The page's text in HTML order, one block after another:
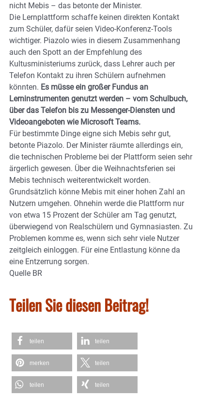
nicht Mebis – das betonte der Minister.
Die Lernplattform schaffe keinen direkten Kontakt
zum Schüler, dafür seien Video-Konferenz-Tools
wichtiger. Piazolo wies in diesem Zusammenhang
auch den Spott an der Empfehlung des
Kultusministeriums zurück, dass Lehrer auch per
Telefon Kontakt zu ihren Schülern aufnehmen
könnten. Es müsse ein großer Fundus an
Lerninstrumenten genutzt werden – vom Schulbuch,
über das Telefon bis zu Messenger-Diensten und
Videoangeboten wie Microsoft Teams.
Für bestimmte Dinge eigne sich Mebis sehr gut,
betonte Piazolo. Der Minister räumte allerdings ein,
die technischen Probleme bei der Plattform seien sehr
ärgerlich gewesen. Über die Weihnachtsferien sei
Mebis technisch weiterentwickelt worden.
Grundsätzlich könne Mebis mit einer hohen Zahl an
Nutzern umgehen. Ohnehin werde die Plattform nur
von etwa 15 Prozent der Schüler am Tag genutzt,
überwiegend von Realschülern und Gymnasiasten. Zu
Problemen komme es, wenn sich sehr viele Nutzer
zeitgleich einloggen. Für eine Entlastung könne da
eine Entzerrung sorgen.
Quelle BR
Teilen Sie diesen Beitrag!
teilen teilen
merken teilen
teilen teilen